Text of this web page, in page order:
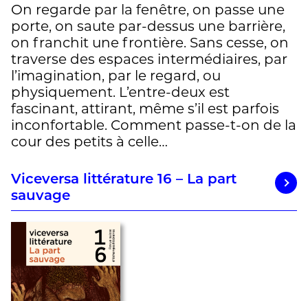
On regarde par la fenêtre, on passe une
porte, on saute par-dessus une barrière,
on franchit une frontière. Sans cesse, on
traverse des espaces intermédiaires, par
l’imagination, par le regard, ou
physiquement. L’entre-deux est
fascinant, attirant, même s’il est parfois
inconfortable. Comment passe-t-on de la
cour des petits à celle…
Viceversa littérature 16 – La part
sauvage